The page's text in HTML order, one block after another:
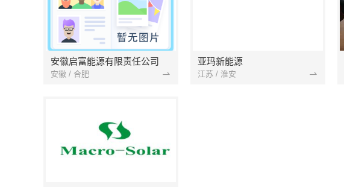
安徽启富能源有限责任公司
安徽 / 合肥
亚玛新能源
江苏 / 淮安